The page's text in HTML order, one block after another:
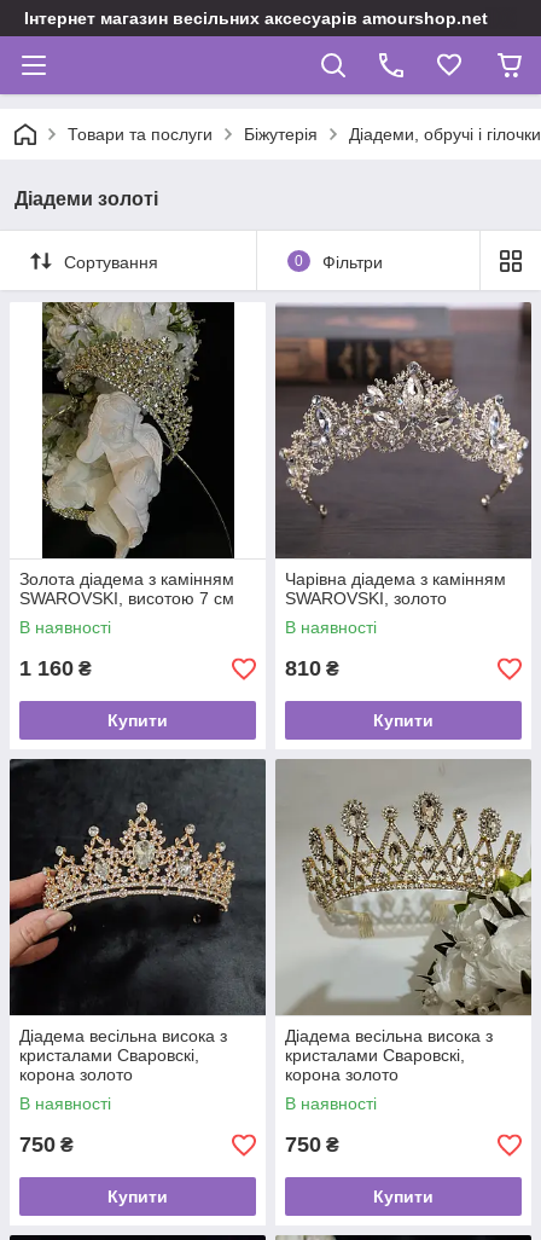
Інтернет магазин весільних аксесуарів amourshop.net
Товари та послуги Біжутерія Діадеми, обручі і гілочки
Діадеми золоті
Сортування 0 Фільтри
Золота діадема з камінням
SWAROVSKI, висотою 7 см
В наявності
1 160 ₴
Купити
Чарівна діадема з камінням
SWAROVSKI, золото
В наявності
810 ₴
Купити
Діадема весільна висока з
кристалами Сваровскі,
корона золото
В наявності
750 ₴
Купити
Діадема весільна висока з
кристалами Сваровскі,
корона золото
В наявності
750 ₴
Купити